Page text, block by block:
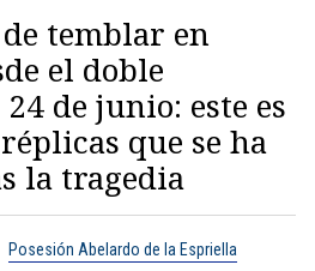
temblar en
el doble
de junio: este es
que se ha
la tragedia
Posesión Abelardo de la Espriella